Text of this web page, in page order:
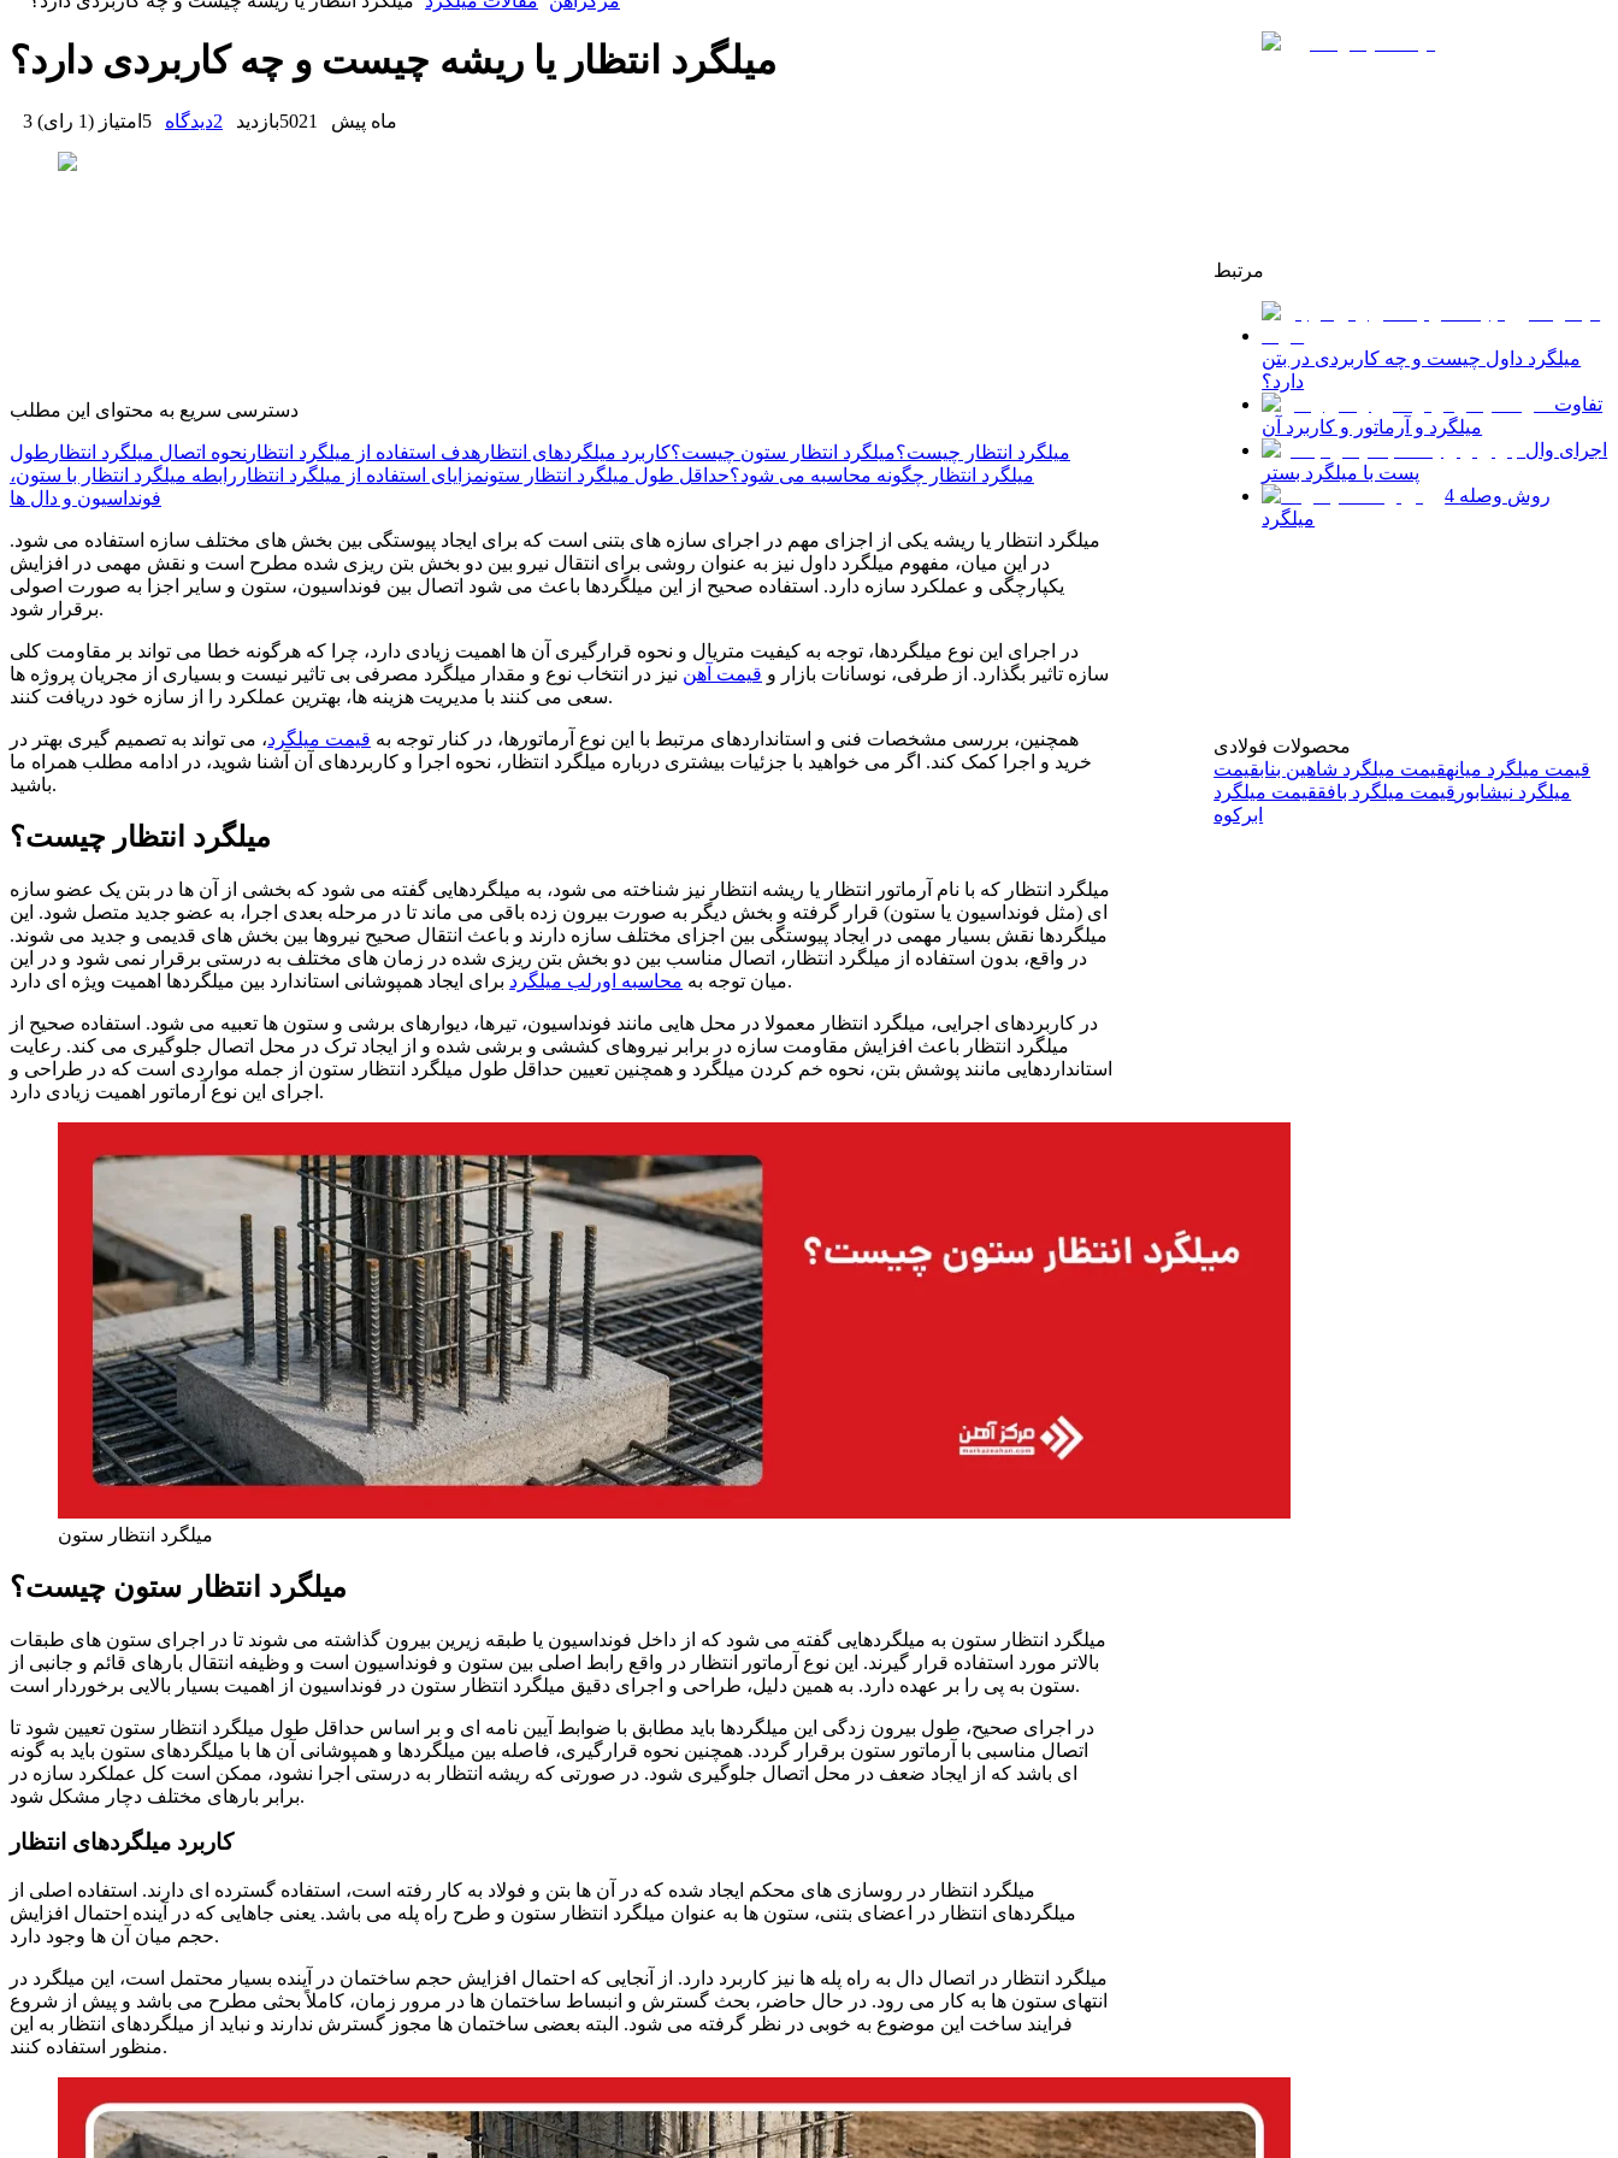
میلگرد انتظار یا ریشه چیست و چه کاربردی دارد؟
3 ماه پیش 5021بازدید 2دیدگاه 5 امتیاز (1 رای )
دسترسی سریع به محتوای این مطلب
میلگرد انتظار چیست؟میلگرد انتظار ستون چیست؟کاربرد میلگردهای انتظار هدف استفاده از میلگرد انتظار نحوه اتصال میلگرد انتظار طول
میلگرد انتظار چگونه محاسبه می شود؟حداقل طول میلگرد انتظار ستونمزایای استفاده از میلگرد انتظار رابطه میلگرد انتظار با ستون،
فونداسیون و دال‌ ها
میلگرد انتظار یا ریشه یکی از اجزای مهم در اجرای سازه های بتنی است که برای ایجاد پیوستگی بین بخش های مختلف سازه استفاده می شود.
در این میان، مفهوم میلگرد داول نیز به عنوان روشی برای انتقال نیرو بین دو بخش بتن ریزی شده مطرح است و نقش مهمی در افزایش
یکپارچگی و عملکرد سازه دارد. استفاده صحیح از این میلگردها باعث می شود اتصال بین فونداسیون، ستون و سایر اجزا به صورت اصولی
برقرار شود.
در اجرای این نوع میلگردها، توجه به کیفیت متریال و نحوه قرارگیری آن ها اهمیت زیادی دارد، چرا که هرگونه خطا می تواند بر مقاومت کلی
سازه تاثیر بگذارد. از طرفی، نوسانات بازار و قیمت آهن نیز در انتخاب نوع و مقدار میلگرد مصرفی بی تاثیر نیست و بسیاری از مجریان پروژه ها
سعی می کنند با مدیریت هزینه ها، بهترین عملکرد را از سازه خود دریافت کنند.
همچنین، بررسی مشخصات فنی و استانداردهای مرتبط با این نوع آرماتورها، در کنار توجه به قیمت میلگرد، می تواند به تصمیم گیری بهتر در
خرید و اجرا کمک کند. اگر می خواهید با جزئیات بیشتری درباره میلگرد انتظار، نحوه اجرا و کاربردهای آن آشنا شوید، در ادامه مطلب همراه ما
باشید.
میلگرد انتظار چیست؟
میلگرد انتظار که با نام آرماتور انتظار یا ریشه انتظار نیز شناخته می شود، به میلگردهایی گفته می شود که بخشی از آن ها در بتن یک عضو سازه
ای (مثل فونداسیون یا ستون) قرار گرفته و بخش دیگر به صورت بیرون زده باقی می ماند تا در مرحله بعدی اجرا، به عضو جدید متصل شود. این
میلگردها نقش بسیار مهمی در ایجاد پیوستگی بین اجزای مختلف سازه دارند و باعث انتقال صحیح نیروها بین بخش های قدیمی و جدید می شوند.
در واقع، بدون استفاده از میلگرد انتظار، اتصال مناسب بین دو بخش بتن ریزی شده در زمان های مختلف به درستی برقرار نمی شود و در این
میان توجه به محاسبه اورلب میلگرد برای ایجاد همپوشانی استاندارد بین میلگردها اهمیت ویژه ای دارد.
در کاربردهای اجرایی، میلگرد انتظار معمولا در محل هایی مانند فونداسیون، تیرها، دیوارهای برشی و ستون ها تعبیه می شود. استفاده صحیح از
میلگرد انتظار باعث افزایش مقاومت سازه در برابر نیروهای کششی و برشی شده و از ایجاد ترک در محل اتصال جلوگیری می کند. رعایت
استانداردهایی مانند پوشش بتن، نحوه خم کردن میلگرد و همچنین تعیین حداقل طول میلگرد انتظار ستون از جمله مواردی است که در طراحی و
اجرای این نوع آرماتور اهمیت زیادی دارد.
میلگرد انتظار ستون
میلگرد انتظار ستون چیست؟
میلگرد انتظار ستون به میلگردهایی گفته می شود که از داخل فونداسیون یا طبقه زیرین بیرون گذاشته می شوند تا در اجرای ستون های طبقات
بالاتر مورد استفاده قرار گیرند. این نوع آرماتور انتظار در واقع رابط اصلی بین ستون و فونداسیون است و وظیفه انتقال بارهای قائم و جانبی از
ستون به پی را بر عهده دارد. به همین دلیل، طراحی و اجرای دقیق میلگرد انتظار ستون در فونداسیون از اهمیت بسیار بالایی برخوردار است.
در اجرای صحیح، طول بیرون زدگی این میلگردها باید مطابق با ضوابط آیین نامه ای و بر اساس حداقل طول میلگرد انتظار ستون تعیین شود تا
اتصال مناسبی با آرماتور ستون برقرار گردد. همچنین نحوه قرارگیری، فاصله بین میلگردها و همپوشانی آن ها با میلگردهای ستون باید به گونه
ای باشد که از ایجاد ضعف در محل اتصال جلوگیری شود. در صورتی که ریشه انتظار به درستی اجرا نشود، ممکن است کل عملکرد سازه در
برابر بارهای مختلف دچار مشکل شود.
کاربرد میلگردهای انتظار
میلگرد انتظار در روسازی‌ های محکم ایجاد شده که در آن‌ ها بتن و فولاد به‌ کار رفته است، استفاده گسترده‌ ای دارند. استفاده اصلی از
میلگردهای انتظار در اعضای بتنی، ستون‌ ها به عنوان میلگرد انتظار ستون و طرح راه‌ پله می‌ باشد. یعنی جاهایی که در آینده احتمال افزایش
حجم میان آن‌ ها وجود دارد.
میلگرد انتظار در اتصال دال به راه‌ پله‌ ها نیز کاربرد دارد. از آنجایی‌ که احتمال افزایش حجم ساختمان در آینده بسیار محتمل است، این میلگرد در
انتهای ستون‌ ها به کار می‌ رود. در حال حاضر، بحث گسترش و انبساط ساختمان‌ ها در مرور زمان، کاملاً بحثی مطرح می‌ باشد و پیش از شروع
فرایند ساخت این موضوع به‌ خوبی در نظر گرفته می‌ شود. البته بعضی ساختمان‌ ها مجوز گسترش ندارند و نباید از میلگردهای انتظار به این
منظور استفاده کنند.
مرتبط
میلگرد داول چیست و چه کاربردی در بتن
دارد؟
تفاوت
میلگرد و آرماتور و کاربرد آن
اجرای وال
پست با میلگرد بستر
4 روش وصله
میلگرد
محصولات فولادی
قیمت میلگرد میانهقیمت میلگرد شاهین بنابقیمت
میلگرد نیشابور قیمت میلگرد بافققیمت میلگرد
ابرکوه